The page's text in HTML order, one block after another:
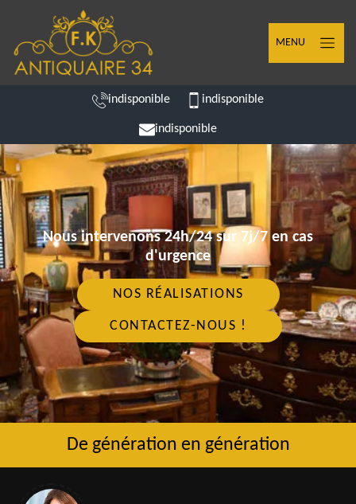
MENU
indisponible indisponible
indisponible
Nous intervenons 24h/24 sur 7j/7 en cas
d'urgence
NOS RÉALISATIONS
CONTACTEZ-NOUS !
De génération en génération